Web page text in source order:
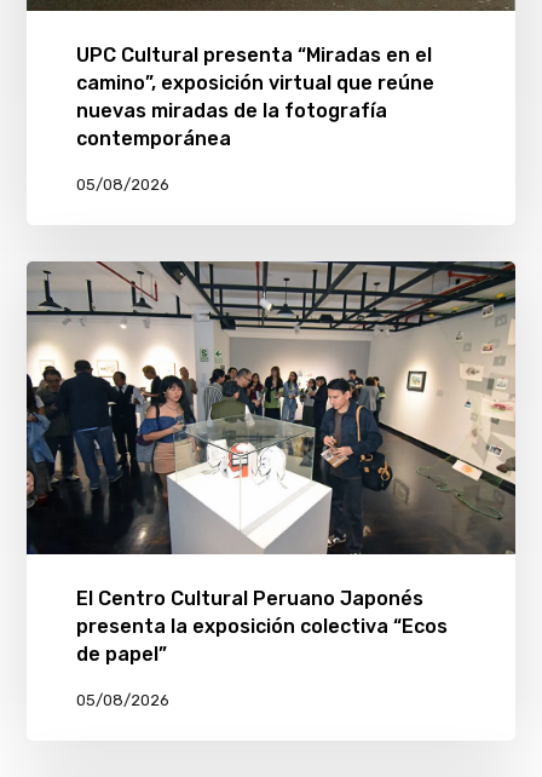
UPC Cultural presenta “Miradas en el
camino”, exposición virtual que reúne
nuevas miradas de la fotografía
contemporánea
05/08/2026
El Centro Cultural Peruano Japonés
presenta la exposición colectiva “Ecos
de papel”
05/08/2026